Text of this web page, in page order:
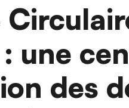
une
des